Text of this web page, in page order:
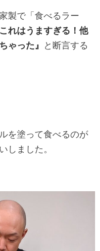
製で「食べるラー
これはうますぎる！他
ゃった』
と断言する
を塗って食べるのが
しました。